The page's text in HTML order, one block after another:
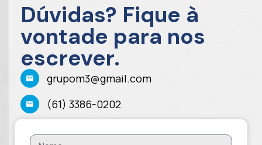
Dúvidas? Fique à
vontade para nos
escrever.
grupom3@gmail.com
(61) 3386-0202